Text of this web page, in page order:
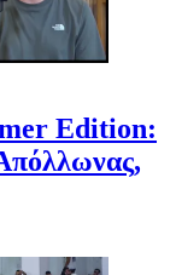
Edition: